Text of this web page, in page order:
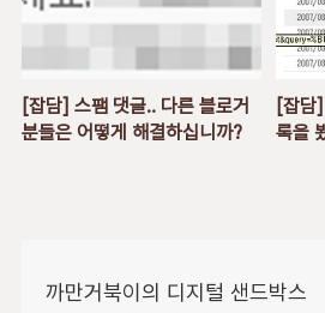
[잡담] 스팸 댓글.. 다른 블로거
분들은 어떻게 해결하십니까?
[잡담
록을
까만거북이의 디지털 샌드박스